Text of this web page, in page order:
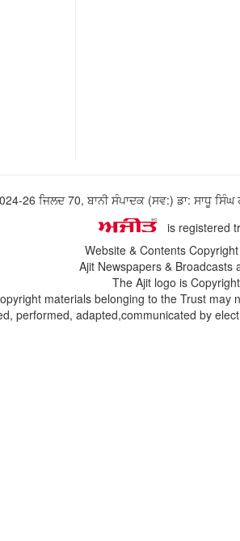
26 ਜਿਲਦ 70, ਬਾਨੀ ਸੰਪਾਦਕ (ਸਵ:) ਡਾ: ਸਾਧੂ
is registered
Website & Contents
Ajit Newspapers &
The Ajit logo is
materials belonging to the Trust
performed, adapted,communicated by